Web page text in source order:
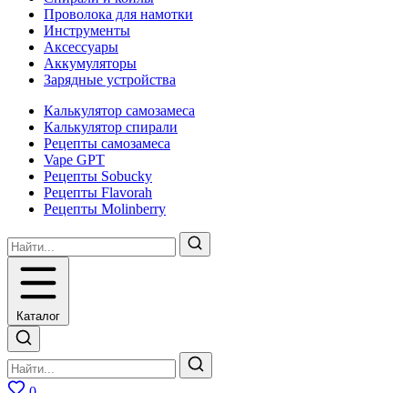
Проволока для намотки
Инструменты
Аксесcуары
Аккумуляторы
Зарядные устройства
Калькулятор самозамеса
Калькулятор спирали
Рецепты самозамеса
Vape GPT
Рецепты Sobucky
Рецепты Flavorah
Рецепты Molinberry
Каталог